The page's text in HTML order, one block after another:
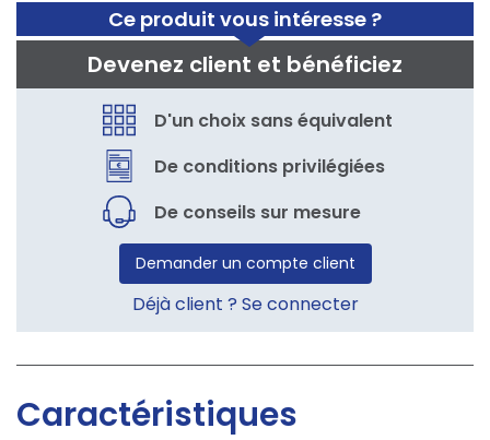
Ce produit vous intéresse ?
Devenez client et bénéficiez
D'un choix sans équivalent
De conditions privilégiées
De conseils sur mesure
Demander un compte client
Déjà client ? Se connecter
Caractéristiques